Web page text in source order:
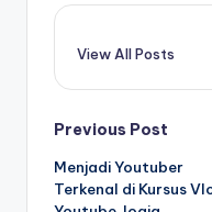
View All Posts
Previous Post
Menjadi Youtuber
Terkenal di Kursus